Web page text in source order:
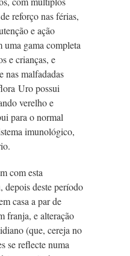
reforço nas férias,
e ação
gama completa
e crianças, e
nas malfadadas
Uro possui
verelho e
para o normal
imunológico,
com esta
depois deste período
casa a par de
franja, e alteração
(que, cereja no
se reflecte numa